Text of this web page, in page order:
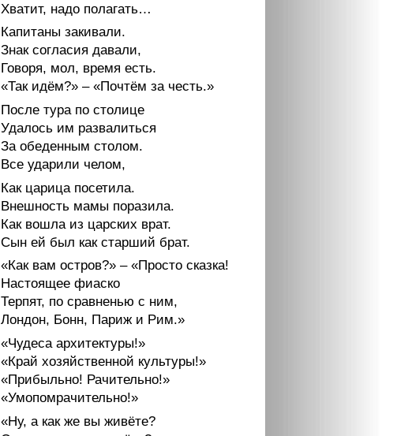
Хватит, надо полагать…
Капитаны закивали.
Знак согласия давали,
Говоря, мол, время есть.
«Так идём?» – «Почтём за честь.»
После тура по столице
Удалось им развалиться
За обеденным столом.
Все ударили челом,
Как царица посетила.
Внешность мамы поразила.
Как вошла из царских врат.
Сын ей был как старший брат.
«Как вам остров?» – «Просто сказка!
Настоящее фиаско
Терпят, по сравненью с ним,
Лондон, Бонн, Париж и Рим.»
«Чудеса архитектуры!»
«Край хозяйственной культуры!»
«Прибыльно! Рачительно!»
«Умопомрачительно!»
«Ну, а как же вы живёте?